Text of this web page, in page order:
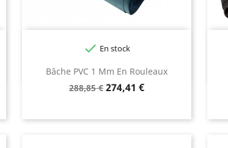
Bâche PVC 1 Mm En Rouleaux
Prix
288,85 € Prix
274,41 €
 En stock